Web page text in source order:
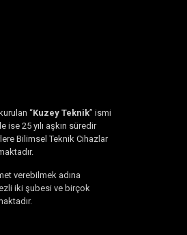
“Kuzey Teknik” ismi
ise 25 yılı aşkın süredir
Bilimsel Teknik Cihazlar
verebilmek adına
iki şubesi ve birçok